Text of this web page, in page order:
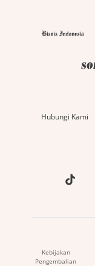
Hubungi Kami
Kebijakan
Pengembalian